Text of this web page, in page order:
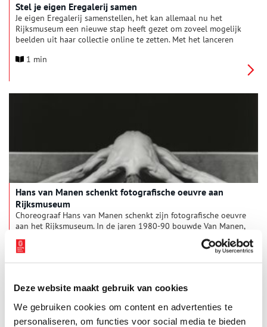
Deze website maakt gebruik van cookies
We gebruiken cookies om content en advertenties te
personaliseren, om functies voor social media te bieden
Stel je eigen Eregalerij samen
Je eigen Eregalerij samenstellen, het kan allemaal nu het
Rijksmuseum een nieuwe stap heeft gezet om zoveel mogelijk
beelden uit haar collectie online te zetten. Met het lanceren
kunstwerken op hoge resolutie, 500.00 boeken en 800 meter
1 min
Hans van Manen schenkt fotografische oeuvre aan
Rijksmuseum
Choreograaf Hans van Manen schenkt zijn fotografische oeuvre
aan het Rijksmuseum. In de jaren 1980-90 bouwde Van Manen,
naast zijn werk als choreograaf, een klein maar zorgvuldig
gecomponeerd oeuvre op. Hij portretteerde dansers en
schenkt 86 van zijn foto’s. In 2019 droeg hij met zijn partner
Henk van Dijk 21 foto’s van Robert Mapplethorpe over aan het
Rijksmuseum.